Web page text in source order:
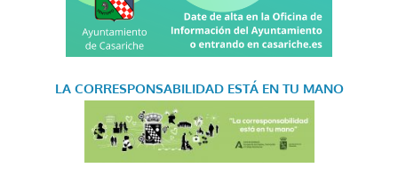
LA CORRESPONSABILIDAD ESTÁ EN TU MANO